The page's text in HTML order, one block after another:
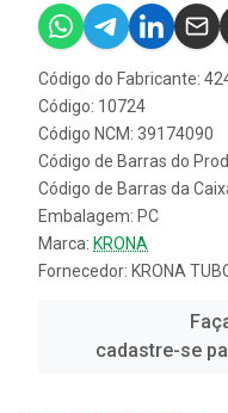
Código do Fabricante:
Código: 10724
Código NCM: 39174090
Código de Barras do
Código de Barras da
Embalagem: PC
Marca: KRONA
Fornecedor: KRONA
cadastre-se